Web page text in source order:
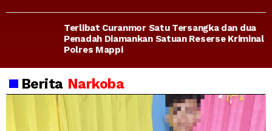
Terlibat Curanmor Satu Tersangka dan dua
Penadah Diamankan Satuan Reserse Kriminal
Polres Mappi
Berita Narkoba